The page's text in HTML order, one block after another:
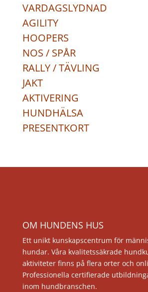
VARDAGSLYDNAD
AGILITY
HOOPERS
NOS / SPÅR
RALLY / TÄVLING
JAKT
AKTIVERING
HUNDHÄLSA
PRESENTKORT
OM HUNDENS HUS
Ett unikt kunskapscentrum för
hundar. Våra kvalitetssäkrade
aktiviteter finns på flera orter och
Professionella certifierade
inom hundbranschen.